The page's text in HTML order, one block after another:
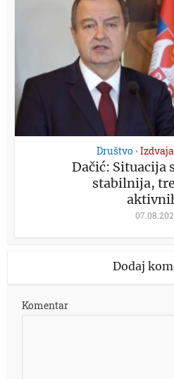
Društvo •
Dačić: Situacija
stabilnija,
Dodaj
Komentar